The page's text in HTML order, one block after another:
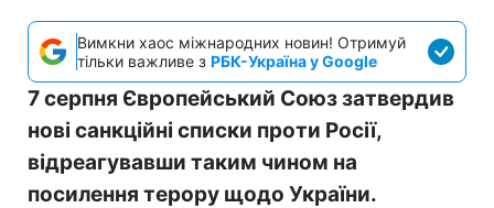
Вимкни хаос міжнародних новин! Отримуй
тільки важливе з РБК-Україна у Google
7 серпня Європейський Союз затвердив
нові санкційні списки проти Росії,
відреагувавши таким чином на
посилення терору щодо України.